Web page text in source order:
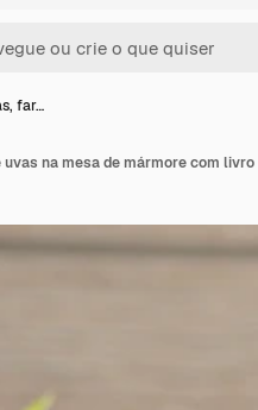
far…
na mesa de mármore com livro